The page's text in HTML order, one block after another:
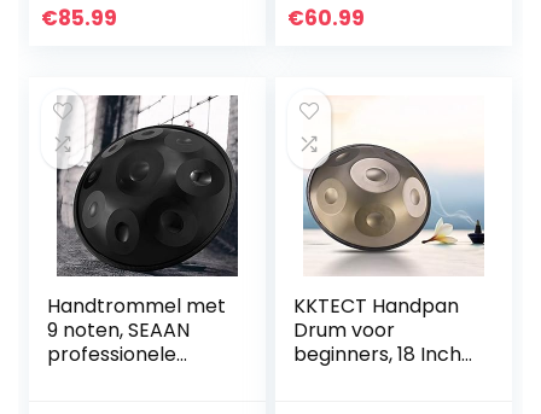
Trommel met
Meditatie, Yoga,
Zazen,
Muziektherapeute
n, Religieuze
Activiteiten.
€85.99
Tongtrommel
Draagtas (Goud)
€60.99
Handtrommel met
9 noten, SEAAN
professionele
KKTECT Handpan
Drum voor
beginners, 18 Inch